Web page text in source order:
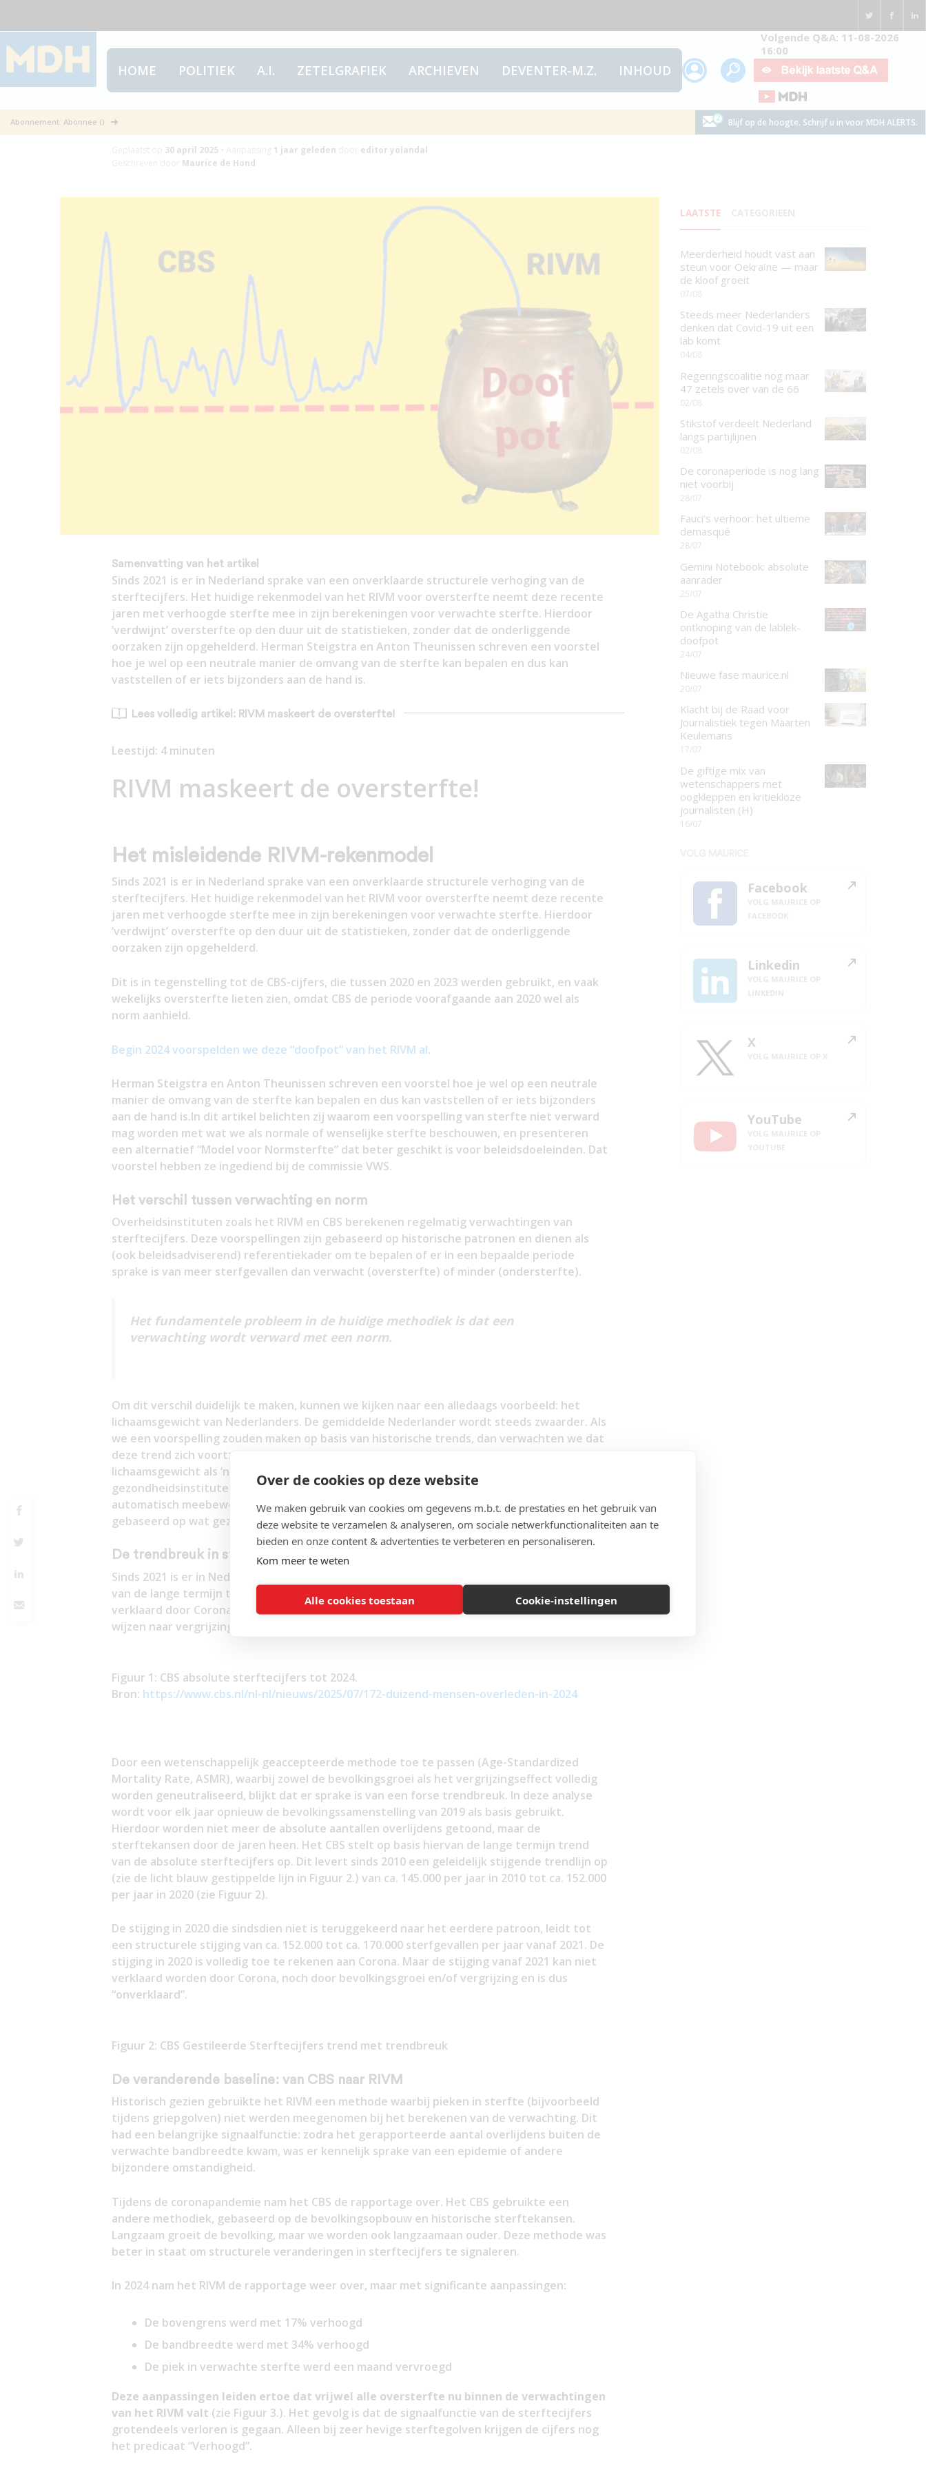
Over de cookies op deze website
We maken gebruik van cookies om gegevens m.b.t. de prestaties en het gebruik van
deze website te verzamelen & analyseren, om sociale netwerkfunctionaliteiten aan te
bieden en onze content & advertenties te verbeteren en personaliseren.
Kom meer te weten
Alle cookies toestaan Cookie-instellingen
HOME POLITIEK A.I. ZETELGRAFIEK ARCHIEVEN DEVENTER-M.Z. INHOUD
Volgende Q&A: 11-08-2026
16:00
Abonnement: Abonnee () Blijf op de hoogte. Schrijf u in voor MDH ALERTS.
RIVM maskeert de oversterfte!
30 april 2025• 1 jaar geleden
editor yolandal
Maurice de Hond
Samenvatting van het artikel
Sinds 2021 is er in Nederland sprake van een onverklaarde structurele verhoging van de
sterftecijfers. Het huidige rekenmodel van het RIVM voor oversterfte neemt deze recente
jaren met verhoogde sterfte mee in zijn berekeningen voor verwachte sterfte. Hierdoor
‘verdwijnt’ oversterfte op den duur uit de statistieken, zonder dat de onderliggende
oorzaken zijn opgehelderd. Herman Steigstra en Anton Theunissen schreven een voorstel
hoe je wel op een neutrale manier de omvang van de sterfte kan bepalen en dus kan
vaststellen of er iets bijzonders aan de hand is.
Lees volledig artikel: RIVM maskeert de oversterfte!
Leestijd: 4 minuten
RIVM maskeert de oversterfte!
Het misleidende RIVM-rekenmodel
Sinds 2021 is er in Nederland sprake van een onverklaarde structurele verhoging van de
sterftecijfers. Het huidige rekenmodel van het RIVM voor oversterfte neemt deze recente
jaren met verhoogde sterfte mee in zijn berekeningen voor verwachte sterfte. Hierdoor
‘verdwijnt’ oversterfte op den duur uit de statistieken, zonder dat de onderliggende
oorzaken zijn opgehelderd.
Dit is in tegenstelling tot de CBS-cijfers, die tussen 2020 en 2023 werden gebruikt, en vaak
wekelijks oversterfte lieten zien, omdat CBS de periode voorafgaande aan 2020 wel als
norm aanhield.
Begin 2024 voorspelden we deze “doofpot” van het RIVM al.
Herman Steigstra en Anton Theunissen schreven een voorstel hoe je wel op een neutrale
manier de omvang van de sterfte kan bepalen en dus kan vaststellen of er iets bijzonders
aan de hand is.In dit artikel belichten zij waarom een voorspelling van sterfte niet verward
mag worden met wat we als normale of wenselijke sterfte beschouwen, en presenteren
een alternatief “Model voor Normsterfte” dat beter geschikt is voor beleidsdoeleinden. Dat
voorstel hebben ze ingediend bij de commissie VWS.
Het verschil tussen verwachting en norm
Overheidsinstituten zoals het RIVM en CBS berekenen regelmatig verwachtingen van
sterftecijfers. Deze voorspellingen zijn gebaseerd op historische patronen en dienen als
(ook beleidsadviserend) referentiekader om te bepalen of er in een bepaalde periode
sprake is van meer sterfgevallen dan verwacht (oversterfte) of minder (ondersterfte).
Het fundamentele probleem in de huidige methodiek is dat een
verwachting wordt verward met een norm.
Om dit verschil duidelijk te maken, kunnen we kijken naar een alledaags voorbeeld: het
lichaamsgewicht van Nederlanders. De gemiddelde Nederlander wordt steeds zwaarder. Als
we een voorspelling zouden maken op basis van historische trends, dan verwachten we dat
deze trend zich voortzet. Maar dat betekent niet dat een steeds hoger gemiddeld
lichaamsgewicht als ‘normaal’ of ‘wenselijk’ moet worden beschouwd. Daarom hanteren
gezondheidsinstituten het concept ‘streefgewicht’ – een normatieve maatstaf die niet
automatisch meebeweegt met de feitelijke ontwikkeling. Je stelt een streefgewicht vast,
gebaseerd op wat gezond is. En dat is een BMI (body mass index) van maximaal 25 kg/m .
De trendbreuk in sterftecijfers
Sinds 2021 is er in Nederland sprake van aanhoudende gestegen sterftecijfers die afwijken
van de lange termijn trend vóór 2020. Het CBS heeft de plotselinge stijging in 2020
verklaard door Corona. En heeft de vanaf 2021 aanhoudende verhoging verklaard door te
wijzen naar vergrijzing (zie Figuur 1).
Figuur 1: CBS absolute sterftecijfers tot 2024.
Bron: https://www.cbs.nl/nl-nl/nieuws/2025/07/172-duizend-mensen-overleden-in-2024
Door een wetenschappelijk geaccepteerde methode toe te passen (Age-Standardized
Mortality Rate, ASMR), waarbij zowel de bevolkingsgroei als het vergrijzingseffect volledig
worden geneutraliseerd, blijkt dat er sprake is van een forse trendbreuk. In deze analyse
wordt voor elk jaar opnieuw de bevolkingssamenstelling van 2019 als basis gebruikt.
Hierdoor worden niet meer de absolute aantallen overlijdens getoond, maar de
sterftekansen door de jaren heen. Het CBS stelt op basis hiervan de lange termijn trend
van de absolute sterftecijfers op. Dit levert sinds 2010 een geleidelijk stijgende trendlijn op
(zie de licht blauw gestippelde lijn in Figuur 2.) van ca. 145.000 per jaar in 2010 tot ca. 152.000
per jaar in 2020 (zie Figuur 2).
De stijging in 2020 die sindsdien niet is teruggekeerd naar het eerdere patroon, leidt tot
een structurele stijging van ca. 152.000 tot ca. 170.000 sterfgevallen per jaar vanaf 2021. De
stijging in 2020 is volledig toe te rekenen aan Corona. Maar de stijging vanaf 2021 kan niet
verklaard worden door Corona, noch door bevolkingsgroei en/of vergrijzing en is dus
“onverklaard”.
Figuur 2: CBS Gestileerde Sterftecijfers trend met trendbreuk
De veranderende baseline: van CBS naar RIVM
Historisch gezien gebruikte het RIVM een methode waarbij pieken in sterfte (bijvoorbeeld
tijdens griepgolven) niet werden meegenomen bij het berekenen van de verwachting. Dit
had een belangrijke signaalfunctie: zodra het gerapporteerde aantal overlijdens buiten de
verwachte bandbreedte kwam, was er kennelijk sprake van een epidemie of andere
bijzondere omstandigheid.
Tijdens de coronapandemie nam het CBS de rapportage over. Het CBS gebruikte een
andere methodiek, gebaseerd op de bevolkingsopbouw en historische sterftekansen.
Langzaam groeit de bevolking, maar we worden ook langzaamaan ouder. Deze methode was
beter in staat om structurele veranderingen in sterftecijfers te signaleren.
In 2024 nam het RIVM de rapportage weer over, maar met significante aanpassingen:
De bovengrens werd met 17% verhoogd
De bandbreedte werd met 34% verhoogd
De piek in verwachte sterfte werd een maand vervroegd
Deze aanpassingen leiden ertoe dat vrijwel alle oversterfte nu binnen de verwachtingen
van het RIVM valt (zie Figuur 3.). Het gevolg is dat de signaalfunctie van de sterftecijfers
grotendeels verloren is gegaan. Alleen bij zeer hevige sterftegolven krijgen de cijfers nog
het predicaat “Verhoogd”.
LAATSTE
Meerderheid houdt vast aan
steun voor Oekraïne — maar
de kloof groeit
07/08
Steeds meer Nederlanders
denken dat Covid-19 uit een
lab komt
04/08
Regeringscoalitie nog maar
47 zetels over van de 66
02/08
Stikstof verdeelt Nederland
langs partijlijnen
02/08
De coronaperiode is nog lang
niet voorbij
28/07
Fauci’s verhoor: het ultieme
demasqué
28/07
Gemini Notebook: absolute
aanrader
25/07
De Agatha Christie
ontknoping van de lablek-
doofpot
24/07
Nieuwe fase maurice.nl
20/07
Klacht bij de Raad voor
Journalistiek tegen Maarten
Keulemans
17/07
De giftige mix van
wetenschappers met
oogkleppen en kritiekloze
journalisten (H)
16/07
Facebook
Linkedin
X
YouTube